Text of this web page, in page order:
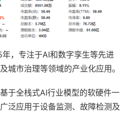
，专注于AI和数字孪生等先进
城市治理等领域的产业化应用。
于全栈式AI行业模型的软硬件一
泛应用于设备监测、故障检测及